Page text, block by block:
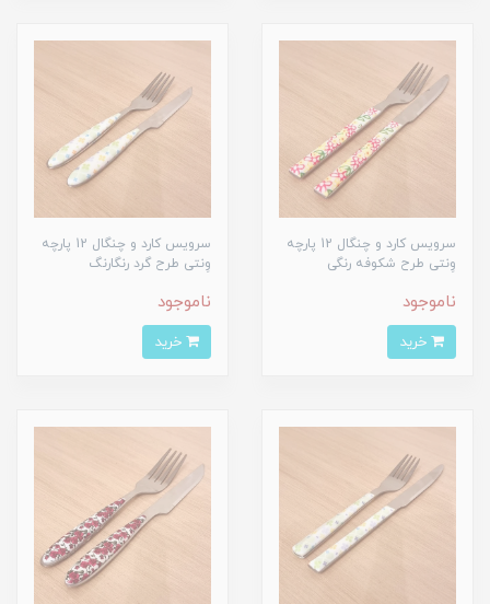
سرویس کارد و چنگال 12 پارچه
وِنتی طرح شکوفه رنگی
ناموجود
سرویس کارد و چنگال 12 پارچه
وِنتی طرح گرد رنگارنگ
ناموجود